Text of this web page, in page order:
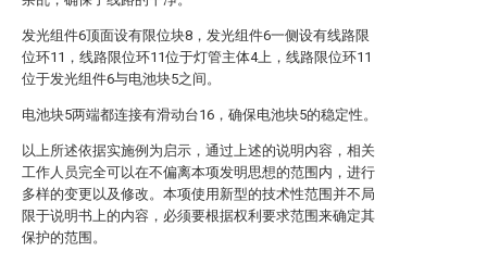
发光组件6顶面设有限位块8，发光组件6一侧设有线路限
位环11，线路限位环11位于灯管主体4上，线路限位环11
位于发光组件6与电池块5之间。
电池块5两端都连接有滑动台16，确保电池块5的稳定性。
以上所述依据实施例为启示，通过上述的说明内容，相关
工作人员完全可以在不偏离本项发明思想的范围内，进行
多样的变更以及修改。本项使用新型的技术性范围并不局
限于说明书上的内容，必须要根据权利要求范围来确定其
保护的范围。